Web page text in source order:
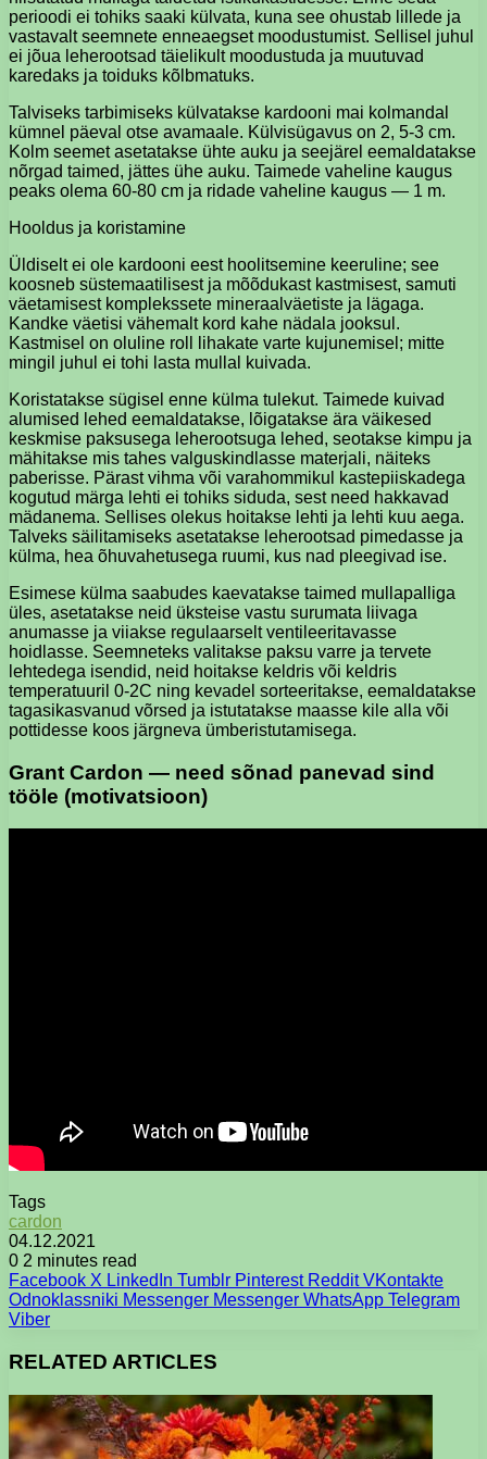
perioodi ei tohiks saaki külvata, kuna see ohustab lillede ja
vastavalt seemnete enneaegset moodustumist. Sellisel juhul
ei jõua leherootsad täielikult moodustuda ja muutuvad
karedaks ja toiduks kõlbmatuks.
Talviseks tarbimiseks külvatakse kardooni mai kolmandal
kümnel päeval otse avamaale. Külvisügavus on 2, 5-3 cm.
Kolm seemet asetatakse ühte auku ja seejärel eemaldatakse
nõrgad taimed, jättes ühe auku. Taimede vaheline kaugus
peaks olema 60-80 cm ja ridade vaheline kaugus — 1 m.
Hooldus ja koristamine
Üldiselt ei ole kardooni eest hoolitsemine keeruline; see
koosneb süstemaatilisest ja mõõdukast kastmisest, samuti
väetamisest komplekssete mineraalväetiste ja lägaga.
Kandke väetisi vähemalt kord kahe nädala jooksul.
Kastmisel on oluline roll lihakate varte kujunemisel; mitte
mingil juhul ei tohi lasta mullal kuivada.
Koristatakse sügisel enne külma tulekut. Taimede kuivad
alumised lehed eemaldatakse, lõigatakse ära väikesed
keskmise paksusega leherootsuga lehed, seotakse kimpu ja
mähitakse mis tahes valguskindlasse materjali, näiteks
paberisse. Pärast vihma või varahommikul kastepiiskadega
kogutud märga lehti ei tohiks siduda, sest need hakkavad
mädanema. Sellises olekus hoitakse lehti ja lehti kuu aega.
Talveks säilitamiseks asetatakse leherootsad pimedasse ja
külma, hea õhuvahetusega ruumi, kus nad pleegivad ise.
Esimese külma saabudes kaevatakse taimed mullapalliga
üles, asetatakse neid üksteise vastu surumata liivaga
anumasse ja viiakse regulaarselt ventileeritavasse
hoidlasse. Seemneteks valitakse paksu varre ja tervete
lehtedega isendid, neid hoitakse keldris või keldris
temperatuuril 0-2C ning kevadel sorteeritakse, eemaldatakse
tagasikasvanud võrsed ja istutatakse maasse kile alla või
pottidesse koos järgneva ümberistutamisega.
Grant Cardon — need sõnad panevad sind
tööle (motivatsioon)
Tags
cardon
04.12.2021
0 2 minutes read
Facebook X LinkedIn Tumblr Pinterest Reddit VKontakte
Odnoklassniki Messenger Messenger WhatsApp Telegram
Viber
RELATED ARTICLES